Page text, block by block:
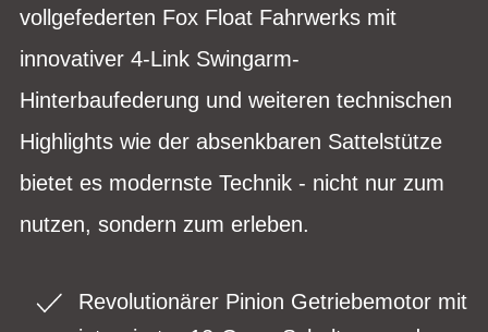
vollgefederten Fox Float Fahrwerks mit
innovativer 4-Link Swingarm-
Hinterbaufederung und weiteren technischen
Highlights wie der absenkbaren Sattelstütze
bietet es modernste Technik - nicht nur zum
nutzen, sondern zum erleben.
Revolutionärer Pinion Getriebemotor mit